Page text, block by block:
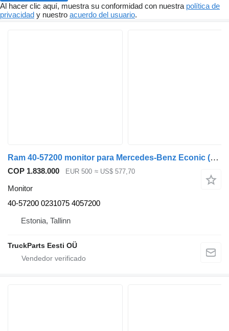
Al hacer clic aquí, muestra su conformidad con nuestra política de
privacidad y nuestro acuerdo del usuario.
Ram 40-57200 monitor para Mercedes-Benz Econic (1998-2014) camión
COP 1.838.000 EUR 500 ≈ US$ 577,70
Monitor
40-57200 0231075 4057200
Estonia, Tallinn
TruckParts Eesti OÜ